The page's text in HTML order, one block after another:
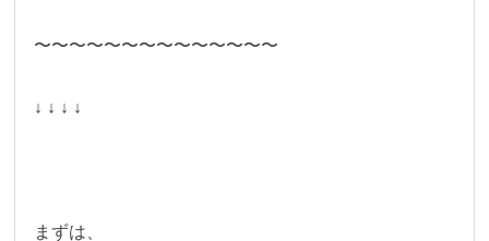
〜〜〜〜〜〜〜〜〜〜〜〜〜〜
↓ ↓ ↓ ↓
まずは、